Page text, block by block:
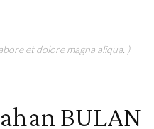
et dolore magna aliqua. )
BULAN